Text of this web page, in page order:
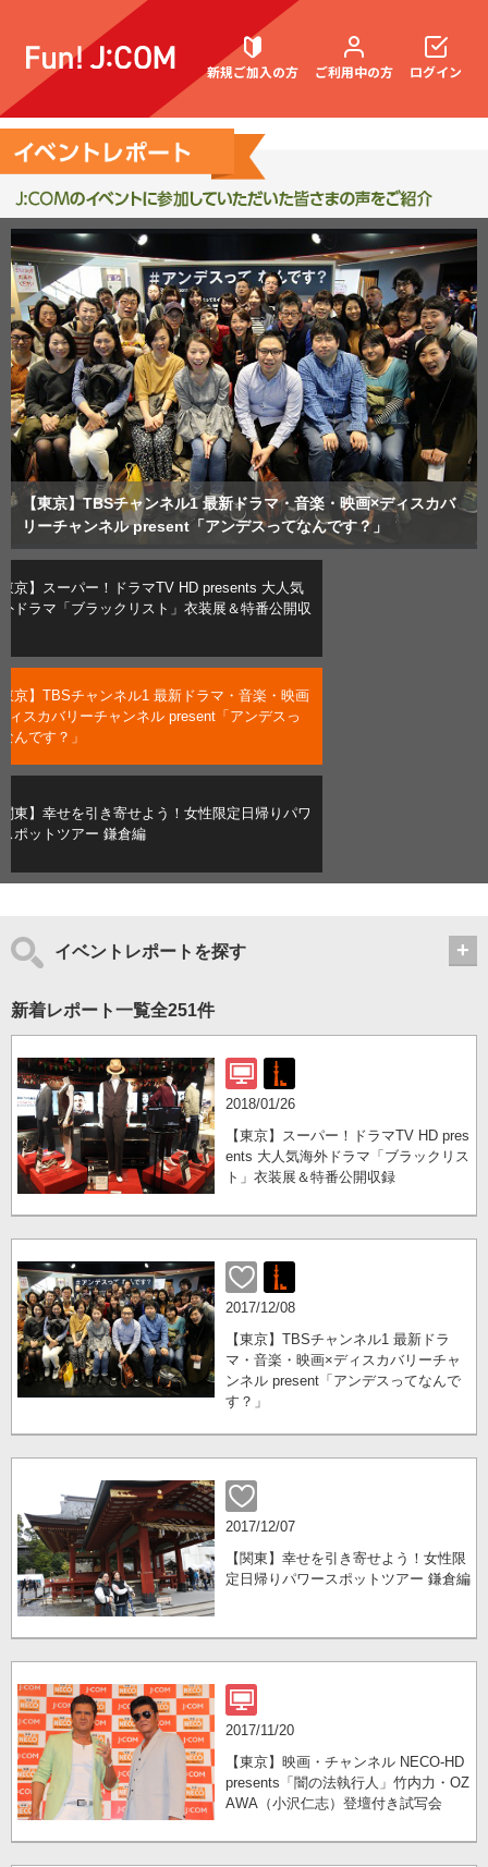
新規ご加入の方 ご利用中の方
契約内容確認・変更
お困りごと解決・よくあるご質問
ログイン
【東京】スーパー！ドラマTV HD presents 大人気海外ドラマ
「ブラックリスト」衣装展＆特番公開収録
【東京】TBSチャンネル1 最新ドラマ・音楽・映画×ディスカバ
リーチャンネル present「アンデスってなんです？」
【関東】幸せを引き寄せよう！女性限定日帰りパワースポットツ
アー 鎌倉編
京】スーパー！ドラマTV HD presents 大人気
ドラマ「ブラックリスト」衣装展＆特番公開収
京】TBSチャンネル1 最新ドラマ・音楽・映画
ィスカバリーチャンネル present「アンデスっ
んです？」
東】幸せを引き寄せよう！女性限定日帰りパワ
ポットツアー 鎌倉編
イベントレポートを探す
新着レポート一覧全251件
2018/01/26
【東京】スーパー！ドラマTV HD pres
ents 大人気海外ドラマ「ブラックリス
ト」衣装展＆特番公開収録
2017/12/08
【東京】TBSチャンネル1 最新ドラ
マ・音楽・映画×ディスカバリーチャ
ンネル present「アンデスってなんで
す？」
2017/12/07
【関東】幸せを引き寄せよう！女性限
定日帰りパワースポットツアー 鎌倉編
2017/11/20
【東京】映画・チャンネル NECO-HD
presents「闇の法執行人」竹内力・OZ
AWA（小沢仁志）登壇付き試写会